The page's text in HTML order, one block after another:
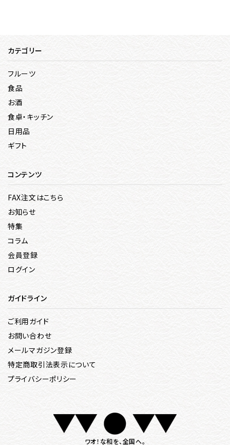
カテゴリー
フルーツ
食品
お酒
食卓・キッチン
日用品
ギフト
コンテンツ
FAX注文はこちら
お知らせ
特集
コラム
会員登録
ログイン
ガイドライン
ご利用ガイド
お問い合わせ
メールマガジン登録
特定商取引法表示について
プライバシーポリシー
ワオ！な和を、全国へ。